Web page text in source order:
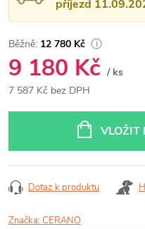
příjezd
12 780 Kč
9 180 Kč / ks
7 587 Kč bez DPH
VLOŽIT
Dotaz k produktu
Značka:CERANO